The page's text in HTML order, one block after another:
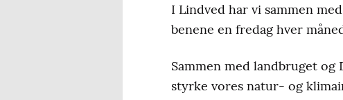
I Lindved har vi sammen
benene en fredag hver
Sammen med landbruget
styrke vores natur- og